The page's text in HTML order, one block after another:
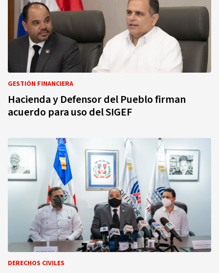
GESTIÓN FINANCIERA
Hacienda y Defensor del Pueblo firman
acuerdo para uso del SIGEF
DERECHOS CIVILES